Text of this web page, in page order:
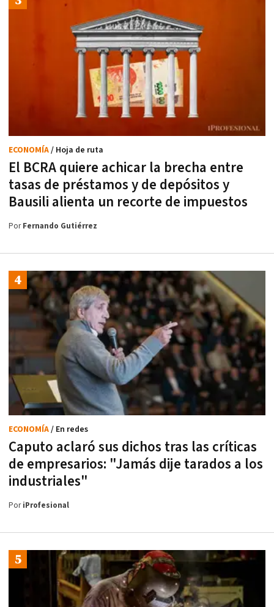
El BCRA quiere achicar la brecha entre
tasas de préstamos y de depósitos y
Bausili alienta un recorte de impuestos
ECONOMÍA/ Hoja de ruta
PorFernando Gutiérrez
Caputo aclaró sus dichos tras las críticas
de empresarios: "Jamás dije tarados a los
industriales"
ECONOMÍA/ En redes
PoriProfesional